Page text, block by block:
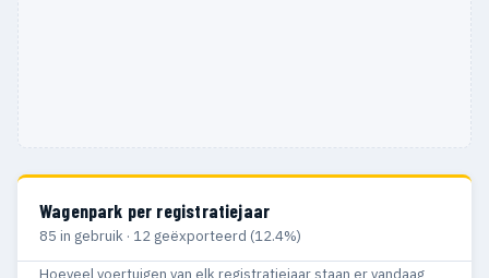
Wagenpark per registratiejaar
85 in gebruik · 12 geëxporteerd (12.4%)
Hoeveel voertuigen van elk registratiejaar staan er vandaag